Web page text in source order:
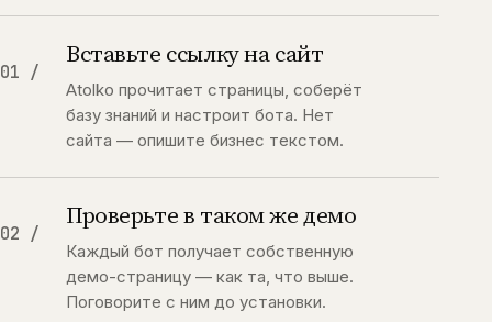
01 /
Вставьте ссылку на сайт
Atolko прочитает страницы, соберёт
базу знаний и настроит бота. Нет
сайта — опишите бизнес текстом.
02 /
Проверьте в таком же демо
Каждый бот получает собственную
демо-страницу — как та, что выше.
Поговорите с ним до установки.